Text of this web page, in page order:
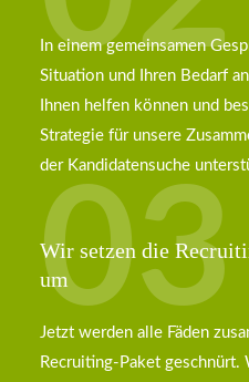
In einem gemeinsamen
Situation und Ihren Bedarf
Ihnen helfen können und
Strategie für unsere
der Kandidatensuche
03
Wir setzen die
um
Jetzt werden alle Fäden
Recruiting-Paket